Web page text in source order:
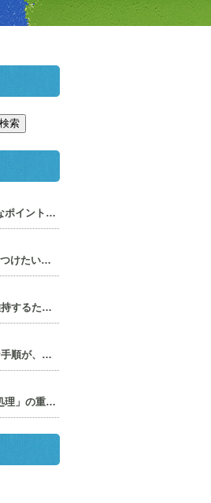
夏の塗装工事で大切なポイントとメンテナンス♨
7月の塗装工事で気をつけたいポイント☔
外壁塗装の役割 ― 維持するための大切なメンテナンス ―
塗装の工程 ― 丁寧な手順が、美しく長持ちする仕上がりを生む ―
塗装工事の要「下地処理」の重要性